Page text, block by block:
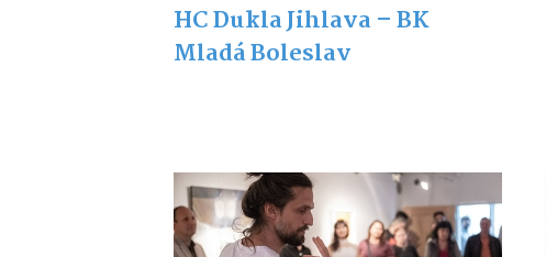
HC Dukla Jihlava – BK
Mladá Boleslav